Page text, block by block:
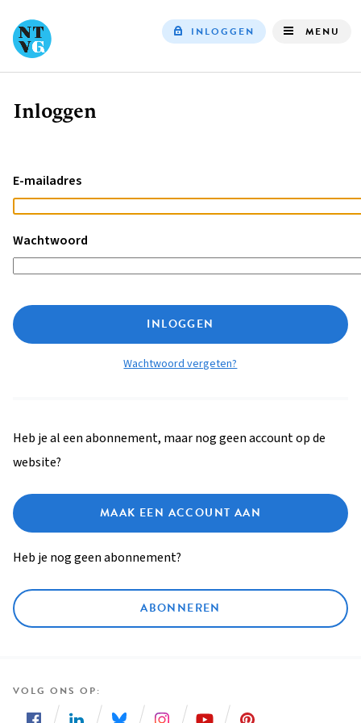
INLOGGEN MENU
Kruimelpad
Inloggen
E-mailadres
Wachtwoord
INLOGGEN
Wachtwoord vergeten?
Heb je al een abonnement, maar nog geen account op de
website?
MAAK EEN ACCOUNT AAN
Heb je nog geen abonnement?
ABONNEREN
VOLG ONS OP